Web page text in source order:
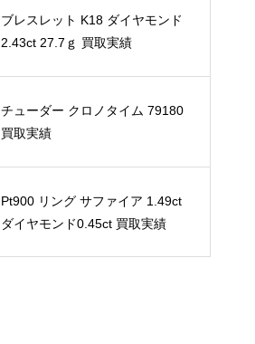
ブレスレット K18 ダイヤモンド
2.43ct 27.7ｇ 買取実績
チューダー クロノタイム 79180
買取実績
Pt900 リング サファイア 1.49ct
ダイヤモンド0.45ct 買取実績